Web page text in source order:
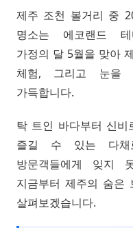
제주 조천 볼거리 중
명소는 에코랜드 테
가정의 달 5월을 맞아
체험, 그리고 눈을
가득합니다.
탁 트인 바다부터 신비
즐길 수 있는 다채
방문객들에게 잊지
지금부터 제주의 숨은
살펴보겠습니다.